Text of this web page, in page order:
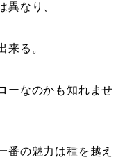
異なり、
来る。
ーなのかも知れませ
番の魅力は種を越え